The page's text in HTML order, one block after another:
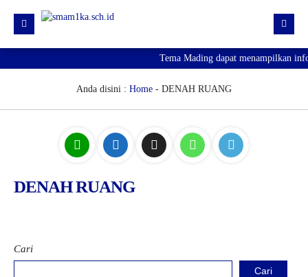
KURIKULUM
KESISWAAN
PENGUMUMAN KELULUSAN
Tema Mading dapat menampilkan
Anda disini : Home - DENAH RUANG
DENAH RUANG
Cari
Cari